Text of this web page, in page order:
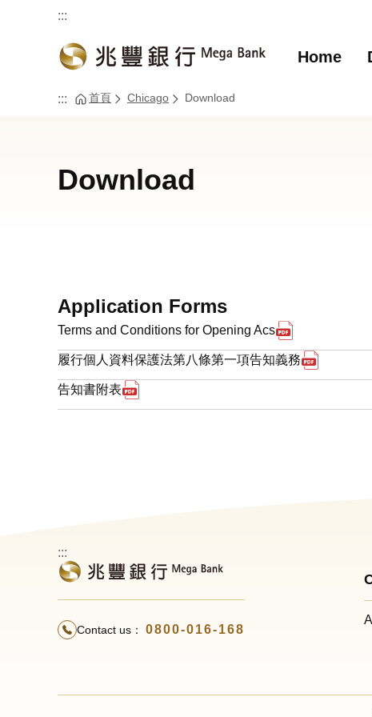
:::
Home
::: 首頁 Chicago Download
Download
Application Forms
Terms and Conditions for Opening Acs 下載pdf檔案
履行個人資料保護法第八條第一項告知義務 下載pdf
告知書附表
:::
Contact us： 0800-016-168